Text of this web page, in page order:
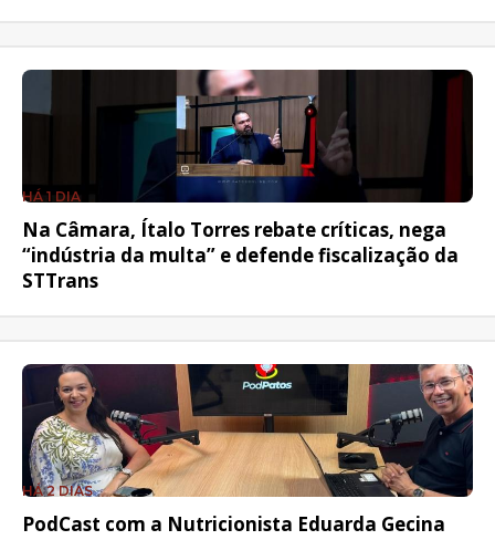
HÁ 1 DIA
Na Câmara, Ítalo Torres rebate críticas, nega
“indústria da multa” e defende fiscalização da
STTrans
HÁ 2 DIAS
PodCast com a Nutricionista Eduarda Gecina